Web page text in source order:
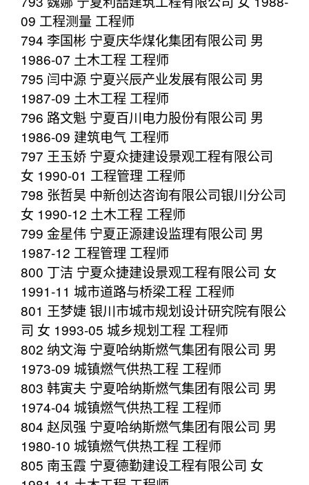
09 工程测量 工程师
794 李国彬 宁夏庆华煤化集团有限公司 男
1986-07 土木工程 工程师
795 闫中源 宁夏兴辰产业发展有限公司 男
1987-09 土木工程 工程师
796 路文魁 宁夏百川电力股份有限公司 男
1986-09 建筑电气 工程师
797 王玉娇 宁夏众捷建设景观工程有限公司
女 1990-01 工程管理 工程师
798 张哲昊 中新创达咨询有限公司银川分公司
女 1990-12 土木工程 工程师
799 金星伟 宁夏正源建设监理有限公司 男
1987-12 工程管理 工程师
800 丁洁 宁夏众捷建设景观工程有限公司 女
1991-11 城市道路与桥梁工程 工程师
801 王梦婕 银川市城市规划设计研究院有限公
司 女 1993-05 城乡规划工程 工程师
802 纳文海 宁夏哈纳斯燃气集团有限公司 男
1973-09 城镇燃气供热工程 工程师
803 韩寅夫 宁夏哈纳斯燃气集团有限公司 男
1974-04 城镇燃气供热工程 工程师
804 赵凤强 宁夏哈纳斯燃气集团有限公司 男
1980-10 城镇燃气供热工程 工程师
805 南玉霞 宁夏德勤建设工程有限公司 女